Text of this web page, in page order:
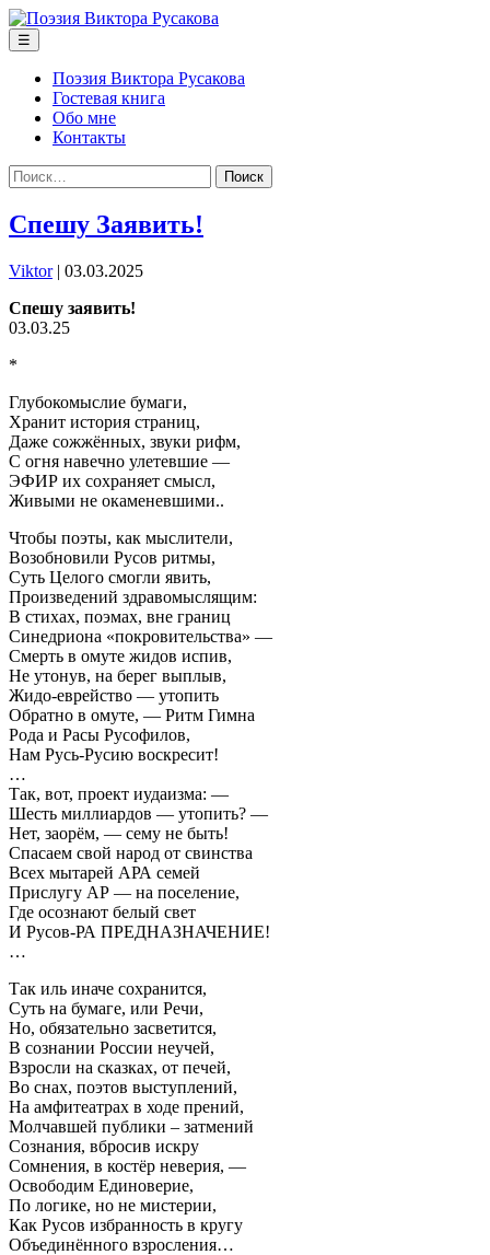
Перейти
к
содержимому
☰
Поэзия Виктора Русакова
Гостевая книга
Обо мне
Контакты
Найти:
Спешу Заявить!
Viktor | 03.03.2025
Спешу заявить!
03.03.25
*
Глубокомыслие бумаги,
Хранит история страниц,
Даже сожжённых, звуки рифм,
С огня навечно улетевшие —
ЭФИР их сохраняет смысл,
Живыми не окаменевшими..
Чтобы поэты, как мыслители,
Возобновили Русов ритмы,
Суть Целого смогли явить,
Произведений здравомыслящим:
В стихах, поэмах, вне границ
Синедриона «покровительства» —
Смерть в омуте жидов испив,
Не утонув, на берег выплыв,
Жидо-еврейство — утопить
Обратно в омуте, — Ритм Гимна
Рода и Расы Русофилов,
Нам Русь-Русию воскресит!
…
Так, вот, проект иудаизма: —
Шесть миллиардов — утопить? —
Нет, заорём, — сему не быть!
Спасаем свой народ от свинства
Всех мытарей АРА семей
Прислугу АР — на поселение,
Где осознают белый свет
И Русов-РА ПРЕДНАЗНАЧЕНИЕ!
…
Так иль иначе сохранится,
Суть на бумаге, или Речи,
Но, обязательно засветится,
В сознании России неучей,
Взросли на сказках, от печей,
Во снах, поэтов выступлений,
На амфитеатрах в ходе прений,
Молчавшей публики – затмений
Сознания, вбросив искру
Сомнения, в костёр неверия, —
Освободим Единоверие,
По логике, но не мистерии,
Как Русов избранность в кругу
Объединённого взросления…